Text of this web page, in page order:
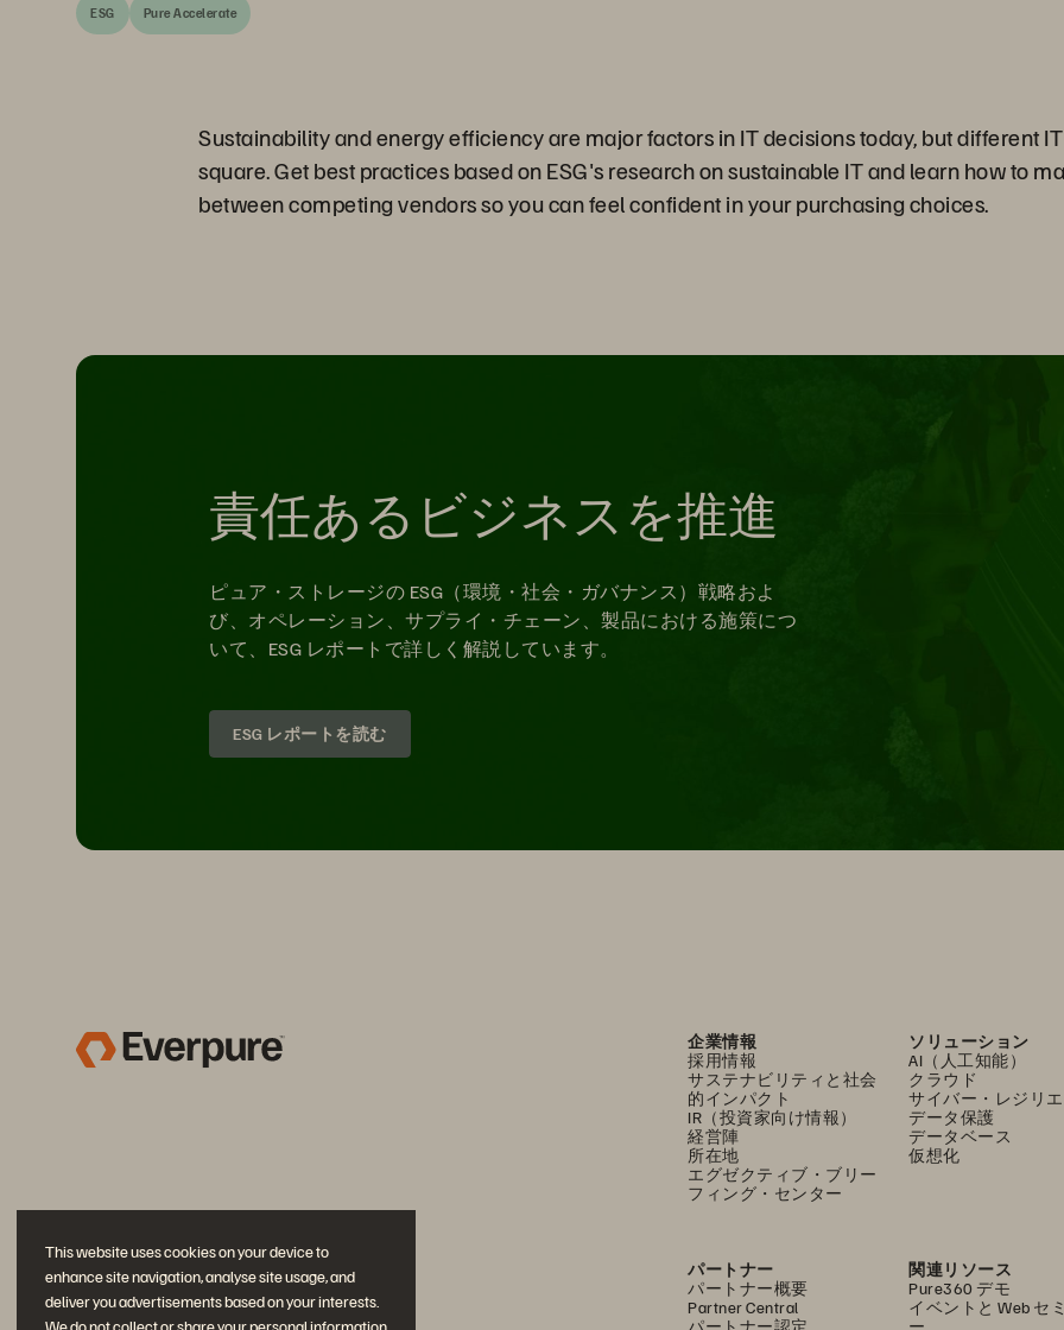
This website uses cookies on your device to
enhance site navigation, analyse site usage, and
deliver you advertisements based on your interests.
ESG Pure Accelerate
Sustainability and energy efficiency are major factors in IT decisions today, but different
square. Get best practices based on ESG's research on sustainable IT and learn how to
between competing vendors so you can feel confident in your purchasing choices.
責任あるビジネスを推進
ピュア・ストレージの ESG（環境・社会・ガバナンス）戦略およ
び、オペレーション、サプライ・チェーン、製品における施策につ
いて、ESG レポートで詳しく解説しています。
ESG レポートを読む
企業情報
採用情報
サステナビリティと社会
的インパクト
IR（投資家向け情報）
経営陣
所在地
エグゼクティブ・ブリー
フィング・センター
ソリューション
AI（人工知能）
クラウド
サイバー・レジリ
データ保護
データベース
仮想化
パートナー
パートナー概要
Partner Central
パートナー認定
関連リソース
Pure360 デモ
イベントと Web セ
ー